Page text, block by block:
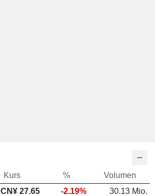
Kurs %
Volumen
CN¥ 27.65 -2.19%
30.13 Mio.